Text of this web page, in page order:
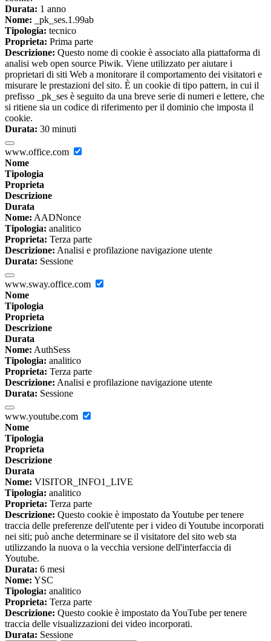
Durata: 1 anno
Nome: _pk_ses.1.99ab
Tipologia: tecnico
Proprieta: Prima parte
Descrizione: Questo nome di cookie è associato alla piattaforma di
analisi web open source Piwik. Viene utilizzato per aiutare i
proprietari di siti Web a monitorare il comportamento dei visitatori e
misurare le prestazioni del sito. È un cookie di tipo pattern, in cui il
prefisso _pk_ses è seguito da una breve serie di numeri e lettere, che
si ritiene sia un codice di riferimento per il dominio che imposta il
cookie.
Durata: 30 minuti
www.office.com
Nome
Tipologia
Proprieta
Descrizione
Durata
Nome: AADNonce
Tipologia: analitico
Proprieta: Terza parte
Descrizione: Analisi e profilazione navigazione utente
Durata: Sessione
www.sway.office.com
Nome
Tipologia
Proprieta
Descrizione
Durata
Nome: AuthSess
Tipologia: analitico
Proprieta: Terza parte
Descrizione: Analisi e profilazione navigazione utente
Durata: Sessione
www.youtube.com
Nome
Tipologia
Proprieta
Descrizione
Durata
Nome: VISITOR_INFO1_LIVE
Tipologia: analitico
Proprieta: Terza parte
Descrizione: Questo cookie è impostato da Youtube per tenere
traccia delle preferenze dell'utente per i video di Youtube incorporati
nei siti; può anche determinare se il visitatore del sito web sta
utilizzando la nuova o la vecchia versione dell'interfaccia di
Youtube.
Durata: 6 mesi
Nome: YSC
Tipologia: analitico
Proprieta: Terza parte
Descrizione: Questo cookie è impostato da YouTube per tenere
traccia delle visualizzazioni dei video incorporati.
Durata: Sessione